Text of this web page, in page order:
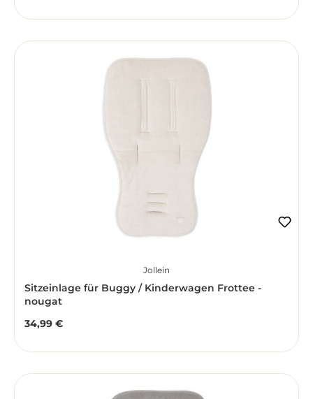
Jollein
Sitzeinlage für Buggy / Kinderwagen Frottee -
nougat
Regulärer Preis:
34,99 €